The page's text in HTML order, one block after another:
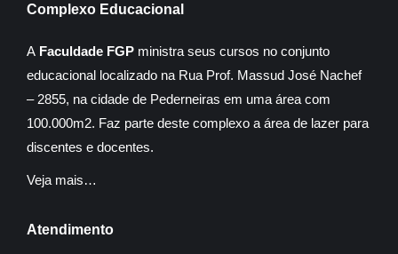
Complexo Educacional
A Faculdade FGP ministra seus cursos no conjunto
educacional localizado na Rua Prof. Massud José Nachef
– 2855, na cidade de Pederneiras em uma área com
100.000m2. Faz parte deste complexo a área de lazer para
discentes e docentes.
Veja mais…
Atendimento